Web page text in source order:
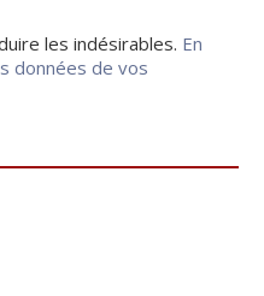
les indésirables. En
données de vos